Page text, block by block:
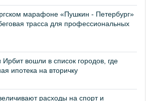
марафоне «Пушкин - Петербург»
трасса для профессиональных
вошли в список городов, где
ипотека на вторичку
расходы на спорт и